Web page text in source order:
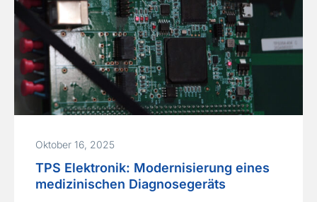
Oktober 16, 2025
TPS Elektronik: Modernisierung eines
medizinischen Diagnosegeräts